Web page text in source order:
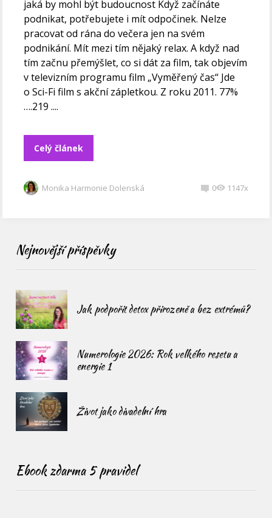
jaká by mohl být budoucnost Když začínáte
podnikat, potřebujete i mít odpočinek. Nelze
pracovat od rána do večera jen na svém
podnikání. Mít mezi tím nějaký relax. A když nad
tím začnu přemýšlet, co si dát za film, tak objevím
v televizním programu film „Vyměřený čas“ Jde
o Sci-Fi film s akční zápletkou. Z roku 2011. 77%
….219 ....
Celý článek
Monika Harmonie Dolenská 0 1147x
Nejnovější příspěvky
Jak podpořit detox přirozeně a bez extrémů?
Numerologie 2026: Rok velkého resetu a
energie 1
Život jako divadelní hra
Ebook zdarma 5 pravidel